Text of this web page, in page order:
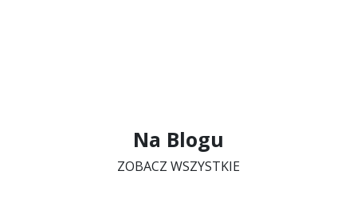
Na Blogu
ZOBACZ WSZYSTKIE